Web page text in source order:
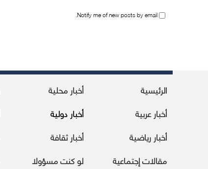
Notify me of new posts by email.
الرئيسية أخبار محلية
أخبار عربية
أخبار دولية
أخبار رياضية
أخبار ثقافة
مقالات إجتماعية
لو كنت مسؤولا